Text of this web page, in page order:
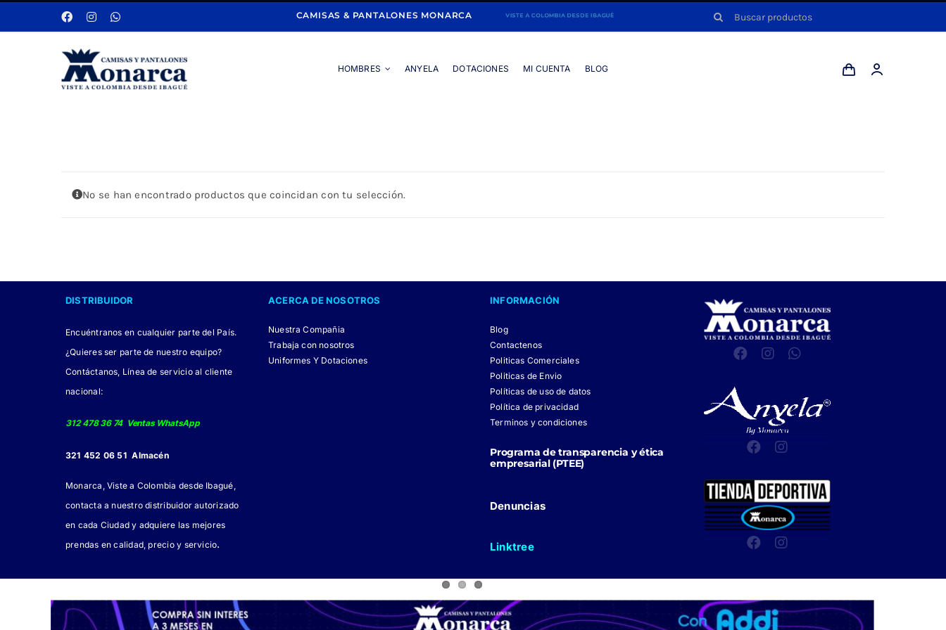
al
CAMISAS & PANTALONES MONARCA Buscar:
HOMBRES ANYELA DOTACIONES MI CUENTA BLOG
No se han encontrado productos que coincidan con tu selección.
DISTRIBUIDOR
Encuéntranos en cualquier parte del País.
¿Quieres ser parte de nuestro equipo?
Contáctanos, Línea de servicio al cliente
nacional:
312 478 36 74 Ventas WhatsApp
321 452 06 51 Almacén
Monarca, Viste a Colombia desde Ibagué,
contacta a nuestro distribuidor autorizado
en cada Ciudad y adquiere las mejores
prendas en calidad, precio y servicio.
ACERCA DE NOSOTROS
Nuestra Compañia
Trabaja con nosotros
Uniformes Y Dotaciones
INFORMACIÓN
Blog
Contactenos
Politicas Comerciales
Politicas de Envio
Políticas de uso de datos
Política de privacidad
Terminos y condiciones
Programa de transparencia y ética
empresarial (PTEE)
Denuncias
Linktree